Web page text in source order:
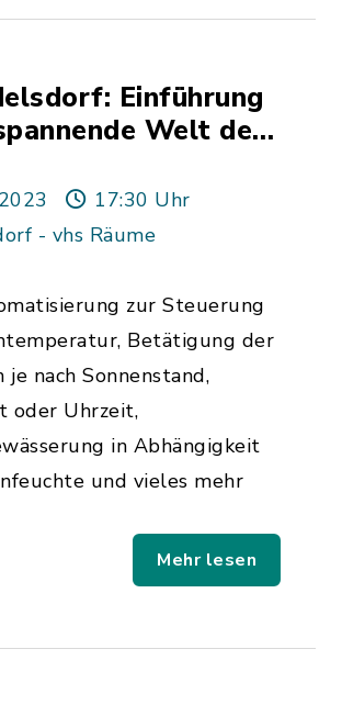
Einführung
Welt der
17:30 Uhr
- vhs Räume
zur Steuerung
Betätigung der
je nach Sonnenstand,
oder Uhrzeit,
in Abhängigkeit
und vieles mehr
Mehr lesen